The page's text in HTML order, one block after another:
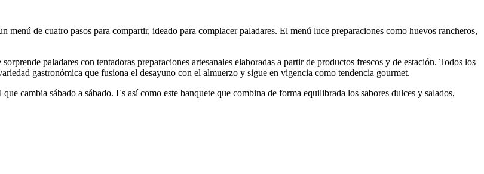
menú de cuatro pasos para compartir, ideado para complacer paladares. El menú luce preparaciones como huevos rancheros,
paladares con tentadoras preparaciones artesanales elaboradas a partir de productos frescos y de estación. Todos los
gastronómica que fusiona el desayuno con el almuerzo y sigue en vigencia como tendencia gourmet.
cambia sábado a sábado. Es así como este banquete que combina de forma equilibrada los sabores dulces y salados,